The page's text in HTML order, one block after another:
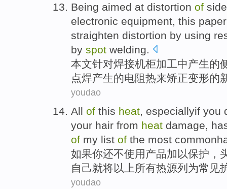
Being aimed at distortion of side
electronic equipment, this
straighten distortion by using
by spot welding
本文针对焊接机柜加工中产生的
点焊产生的电阻 热来矫正变形的
youdao
All of this heat, especiallyif you
your hair from heat damage,
of my list of the most
如果你还不使用产品加以保护 ，
自己就将以上所有热源列为常见
youdao